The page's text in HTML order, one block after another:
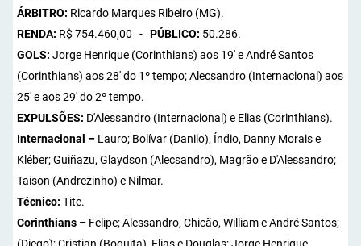
ÁRBITRO: Ricardo Marques Ribeiro (MG).
RENDA: R$ 754.460,00 - PÚBLICO: 50.286.
GOLS: Jorge Henrique (Corinthians) aos 19' e André Santos
(Corinthians) aos 28' do 1º tempo; Alecsandro (Internacional) aos
25' e aos 29' do 2º tempo.
EXPULSÕES: D'Alessandro (Internacional) e Elias (Corinthians).
Internacional – Lauro; Bolívar (Danilo), Índio, Danny Morais e
Kléber; Guiñazu, Glaydson (Alecsandro), Magrão e D'Alessandro;
Taison (Andrezinho) e Nilmar.
Técnico: Tite.
Corinthians – Felipe; Alessandro, Chicão, William e André Santos;